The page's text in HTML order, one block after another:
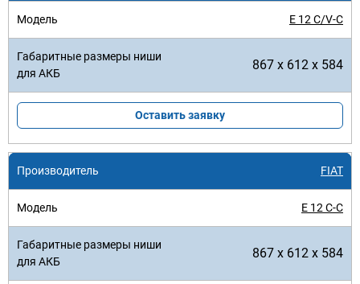
E 12 C/V-C
867 x 612 x 584
Оставить заявку
FIAT
E 12 C-C
867 x 612 x 584